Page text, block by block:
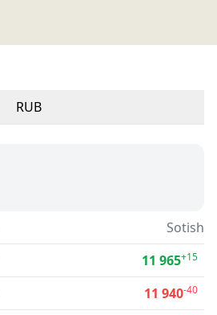
RUB
Sotish
11 965+15
11 940-40